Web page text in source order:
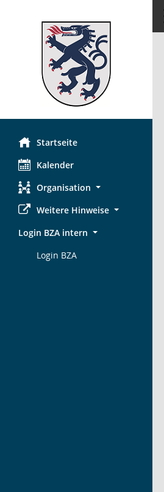
Startseite
Kalender
Organisation
Weitere Hinweise
Login BZA intern
Login BZA